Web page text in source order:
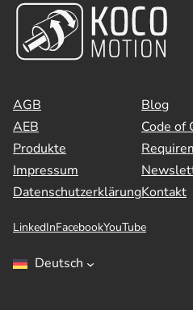
AGB
AEB
Produkte
Impressum
Datenschutzerklärung
Blog
Code of
Kontakt
LinkedInFacebookYouTube
Deutsch